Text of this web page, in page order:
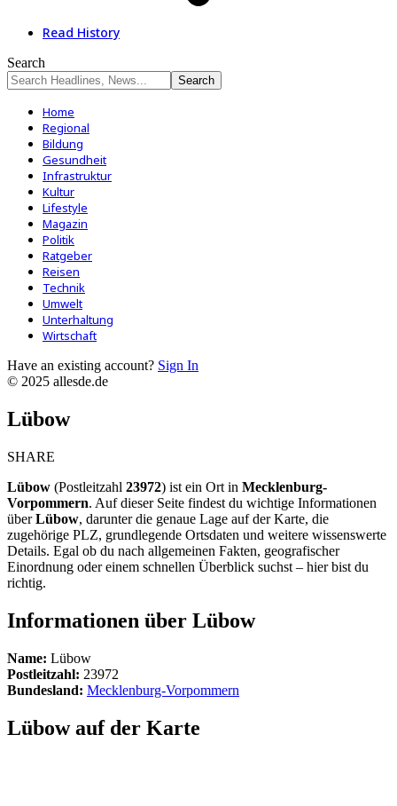
Read History
Search
Home
Regional
Bildung
Gesundheit
Infrastruktur
Kultur
Lifestyle
Magazin
Politik
Ratgeber
Reisen
Technik
Umwelt
Unterhaltung
Wirtschaft
Have an existing account? Sign In
© 2025 allesde.de
Lübow
SHARE
Lübow (Postleitzahl 23972) ist ein Ort in Mecklenburg-
Vorpommern. Auf dieser Seite findest du wichtige Informationen
überLübow, darunter die genaue Lage auf der Karte, die
zugehörige PLZ, grundlegende Ortsdaten und weitere wissenswerte
Details. Egal ob du nach allgemeinen Fakten, geografischer
Einordnung oder einem schnellen Überblick suchst – hier bist du
richtig.
Informationen über Lübow
Name: Lübow
Postleitzahl: 23972
Bundesland: Mecklenburg-Vorpommern
Lübow auf der Karte